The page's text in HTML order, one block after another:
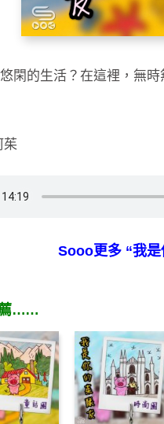
閑的生活？在這裡，無
茱
Sooo更多 “我是
薦……